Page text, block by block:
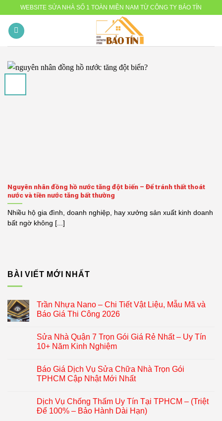
content
WEBSITE SỬA NHÀ SỐ 1 TOÀN MIỀN NAM TỪ CÔNG TY BẢO TÍN
Nguyên nhân đồng hồ nước tăng đột biến – Để tránh thất thoát
nước và tiền nước tăng bất thường
Nhiều hộ gia đình, doanh nghiệp, hay xưởng sản xuất kinh doanh
bất ngờ không [...]
BÀI VIẾT MỚI NHẤT
Trần Nhựa Nano – Chi Tiết Vật Liệu, Mẫu Mã và
Báo Giá Thi Công 2026
Sửa Nhà Quận 7 Trọn Gói Giá Rẻ Nhất – Uy Tín
10+ Năm Kinh Nghiệm
Báo Giá Dịch Vụ Sửa Chữa Nhà Trọn Gói
TPHCM Cập Nhật Mới Nhất
Dịch Vụ Chống Thấm Uy Tín Tại TPHCM – (Triệt
Để 100% – Bảo Hành Dài Hạn)